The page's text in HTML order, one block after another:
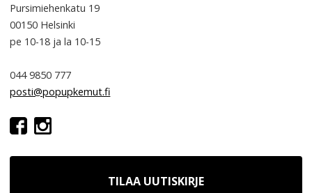
Pursimiehenkatu 19
00150 Helsinki
pe 10-18 ja la 10-15
044 9850 777
posti@popupkemut.fi
TILAA UUTISKIRJE